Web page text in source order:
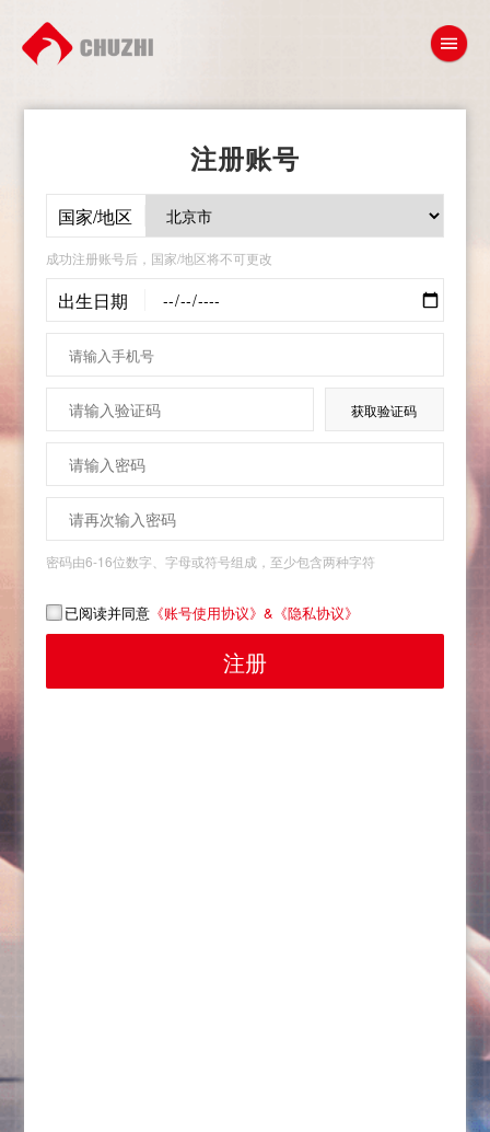
注册账号
国家/地区
成功注册账号后，国家/地区将不可更改
出生日期
获取验证码
密码由6-16位数字、字母或符号组成，至少包含两种字符
已阅读并同意 《账号使用协议》& 《隐私协议》
注册